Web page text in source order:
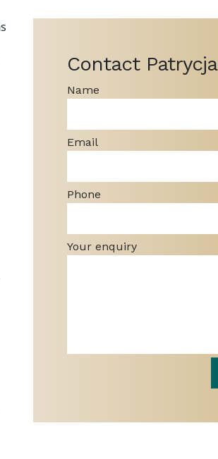
Contact Patrycja
Name
Email
Phone
Your enquiry